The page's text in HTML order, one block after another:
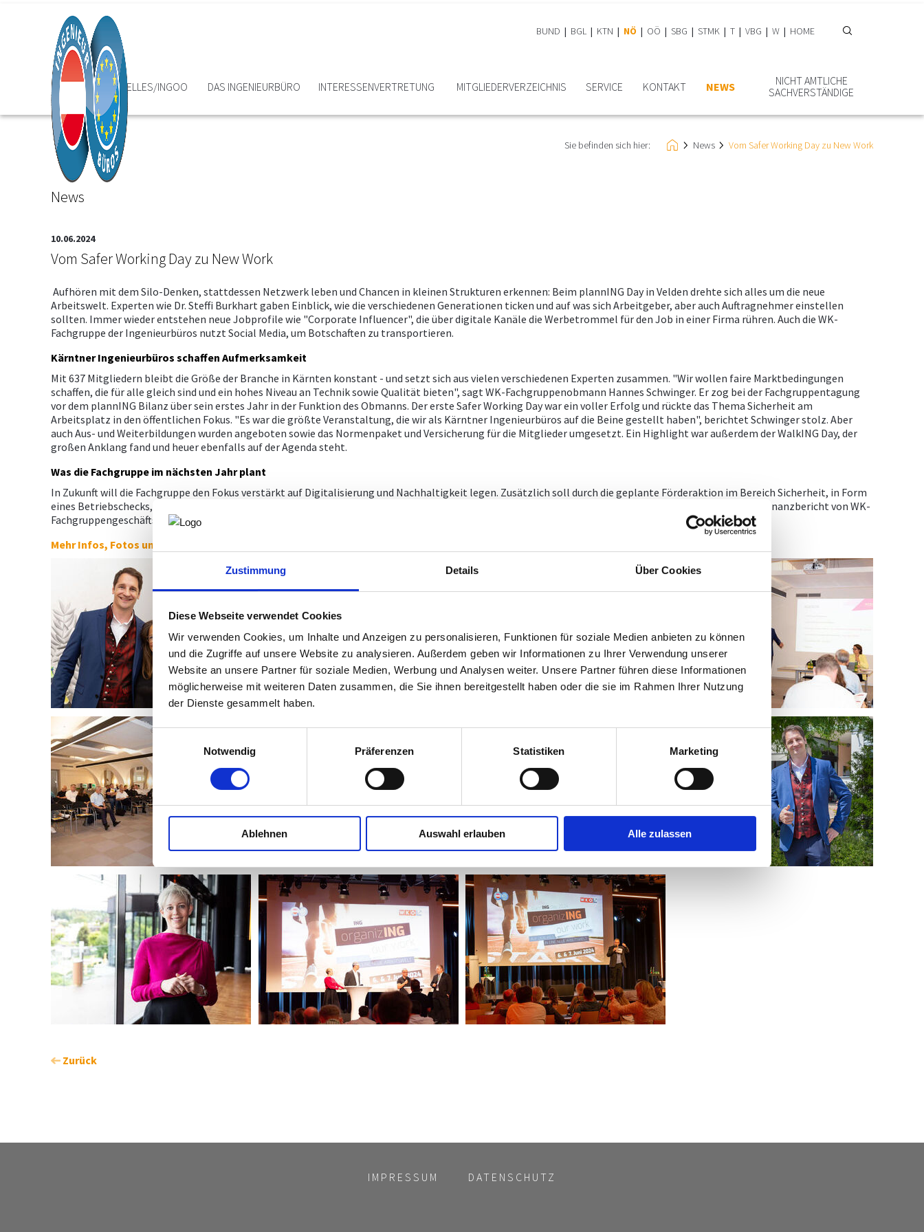
Zustimmung Details Über Cookies
Diese Webseite verwendet Cookies
Wir verwenden Cookies, um Inhalte und Anzeigen zu personalisieren, Funktionen für soziale Medien anbieten zu können
und die Zugriffe auf unsere Website zu analysieren. Außerdem geben wir Informationen zu Ihrer Verwendung unserer
Website an unsere Partner für soziale Medien, Werbung und Analysen weiter. Unsere Partner führen diese Informationen
möglicherweise mit weiteren Daten zusammen, die Sie ihnen bereitgestellt haben oder die sie im Rahmen Ihrer Nutzung
der Dienste gesammelt haben.
Einwilligungsauswahl
Notwendig
Präferenzen Statistiken Marketing
Ablehnen Auswahl erlauben Alle zulassen
BUND BGL KTN NÖ OÖ SBG STMK T VBG W HOME
HOME AKTUELLES/INGOO DAS INGENIEURBÜRO INTERESSEN­VERTRETUNG MITGLIEDER­VERZEICHNIS SERVICE KONTAKT NEWS
NICHT AMTLICHE
SACHVERSTÄNDIGE
Sie befinden sich hier: News Vom Safer Working Day zu New Work
News
10.06.2024
Vom Safer Working Day zu New Work
Aufhören mit dem Silo-Denken, stattdessen Netzwerk leben und Chancen in kleinen Strukturen erkennen: Beim plannING Day in Velden drehte sich alles um die neue
Arbeitswelt. Experten wie Dr. Steffi Burkhart gaben Einblick, wie die verschiedenen Generationen ticken und auf was sich Arbeitgeber, aber auch Auftragnehmer einstellen
sollten. Immer wieder entstehen neue Jobprofile wie "Corporate Influencer", die über digitale Kanäle die Werbetrommel für den Job in einer Firma rühren. Auch die WK-
Fachgruppe der Ingenieurbüros nutzt Social Media, um Botschaften zu transportieren.
Kärntner Ingenieurbüros schaffen Aufmerksamkeit
Mit 637 Mitgliedern bleibt die Größe der Branche in Kärnten konstant - und setzt sich aus vielen verschiedenen Experten zusammen. "Wir wollen faire Marktbedingungen
schaffen, die für alle gleich sind und ein hohes Niveau an Technik sowie Qualität bieten", sagt WK-Fachgruppenobmann Hannes Schwinger. Er zog bei der Fachgruppentagung
vor dem plannING Bilanz über sein erstes Jahr in der Funktion des Obmanns. Der erste Safer Working Day war ein voller Erfolg und rückte das Thema Sicherheit am
Arbeitsplatz in den öffentlichen Fokus. "Es war die größte Veranstaltung, die wir als Kärntner Ingenieurbüros auf die Beine gestellt haben", berichtet Schwinger stolz. Aber
auch Aus- und Weiterbildungen wurden angeboten sowie das Normenpaket und Versicherung für die Mitglieder umgesetzt. Ein Highlight war außerdem der WalkING Day, der
großen Anklang fand und heuer ebenfalls auf der Agenda steht.
Was die Fachgruppe im nächsten Jahr plant
In Zukunft will die Fachgruppe den Fokus verstärkt auf Digitalisierung und Nachhaltigkeit legen. Zusätzlich soll durch die geplante Förderaktion im Bereich Sicherheit, in Form
eines Betriebschecks, einiges in Bewegung kommen. Die Planungen dafür laufen auf Hochtouren. Im späten Herbst gibt es die Details dazu. Nach einem Finanzbericht von WK-
Fachgruppengeschäftsführerin Ingrid Parzer ging es gemeinsam zum Netzwerken beim plannING.
Mehr Infos, Fotos und Vortragsunterlagen >>
Zurück
IMPRESSUM DATENSCHUTZ